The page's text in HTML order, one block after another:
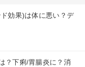
効果)は体に悪い？デ
？下痢/胃腸炎に？消